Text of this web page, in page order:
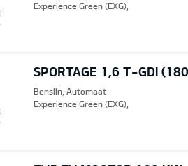
Experience Green (EXG),
SPORTAGE 1,6 T-GDI
Bensiin, Automaat
Experience Green (EXG),